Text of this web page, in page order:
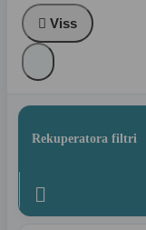
 Viss
Rekuperatora filtri
